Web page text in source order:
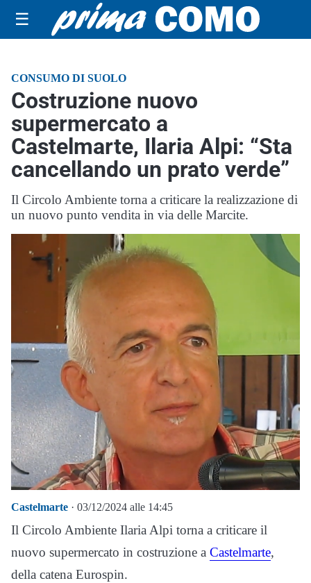
☰
CONSUMO DI SUOLO
Costruzione nuovo
supermercato a
Castelmarte, Ilaria Alpi: “Sta
cancellando un prato verde”
Il Circolo Ambiente torna a criticare la realizzazione di
un nuovo punto vendita in via delle Marcite.
Castelmarte · 03/12/2024 alle 14:45
Il Circolo Ambiente Ilaria Alpi torna a criticare il
nuovo supermercato in costruzione a Castelmarte,
della catena Eurospin.